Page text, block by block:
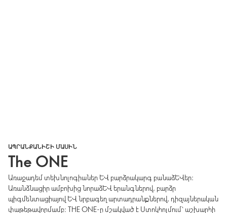
ԱՊՐԱՆՔԱՆԻՇԻ ՄԱՍԻՆ
The ONE
Առաջադեմ տեխնոլոգիաներ և բարձրակարգ բանաձևեր։
Առանձնացիր ամբոխից նորաձև երանգներով, բարձր
պիգմենտացիայով և նրբագեղ արտադրանքներով, դիզայներական
փաթեթավորմամբ։ THE ONE-ը մշակված է Ստոկհոլմում՝ աշխարհի